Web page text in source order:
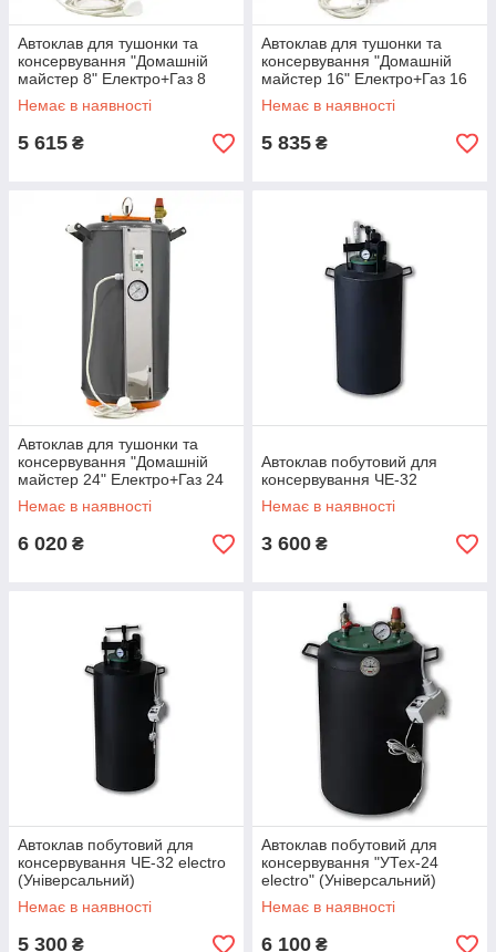
Автоклав для тушонки та
консервування "Домашній
майстер 8" Електро+Газ 8
банок по 0,5л, 5 банок по 1л
Немає в наявності
5 615 ₴
Автоклав для тушонки та
консервування "Домашній
майстер 16" Електро+Газ 16
банок по 0,5л, 5 банок по 1л
Немає в наявності
5 835 ₴
Автоклав для тушонки та
консервування "Домашній
майстер 24" Електро+Газ 24
банок по 0,5л, 10 банок по 1л
Немає в наявності
6 020 ₴
Автоклав побутовий для
консервування ЧЕ-32
Немає в наявності
3 600 ₴
Автоклав побутовий для
консервування ЧЕ-32 electro
(Універсальний)
Немає в наявності
5 300 ₴
Автоклав побутовий для
консервування "УТех-24
electro" (Універсальний)
Немає в наявності
6 100 ₴